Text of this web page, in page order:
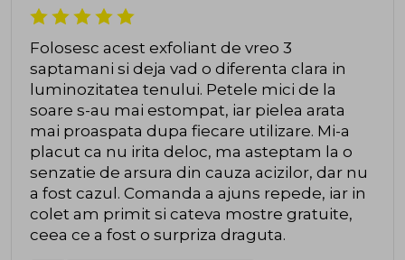
Folosesc acest exfoliant de vreo 3
saptamani si deja vad o diferenta clara in
luminozitatea tenului. Petele mici de la
soare s-au mai estompat, iar pielea arata
mai proaspata dupa fiecare utilizare. Mi-a
placut ca nu irita deloc, ma asteptam la o
senzatie de arsura din cauza acizilor, dar nu
a fost cazul. Comanda a ajuns repede, iar in
colet am primit si cateva mostre gratuite,
ceea ce a fost o surpriza draguta.